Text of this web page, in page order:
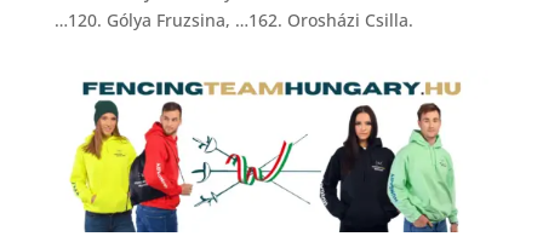
…120. Gólya Fruzsina, …162. Orosházi Csilla.